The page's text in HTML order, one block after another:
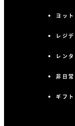
ヨット
レジ
レン
非日
ギフ